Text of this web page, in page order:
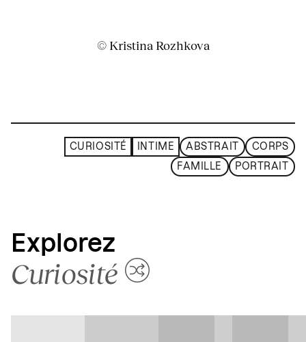
© Kristina Rozhkova
CURIOSITÉ INTIME ABSTRAIT CORPS
FAMILLE PORTRAIT
Explorez
Curiosité